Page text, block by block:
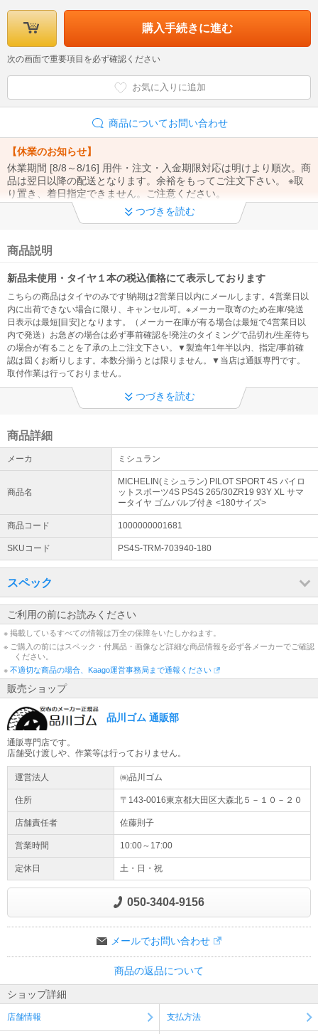
購入手続きに進む
次の画面で重要項目を必ず確認ください
お気に入りに追加
商品についてお問い合わせ
【休業のお知らせ】
休業期間 [8/8～8/16] 用件・注文・入金期限対応は明けより順次。商
品は翌日以降の配送となります。余裕をもってご注文下さい。 ※取
り置き、着日指定できません。ご注意ください。
ん）②お問合せは「メール」でお願い致します。③お支払い方法・
【※重要※】
@kaago.comドメインを 必ず受信許可してください！ ※発送のご連
絡、入金先の案内メールが確認出来なくなる為
◆ 製造年について
【製造1年半以内】※製造年、国の指定・事前確認不可、過度に拘る
方は注文をお控え下さい（問い合わせをしても対応できません。）
◆ ご購入についての注意事項
で、欠品・生産待ち（約1ヶ月以上）の場合がございます。 ②店頭
販売・取付作業・お車との適合確認は出来ません。
電話での問合せはご遠慮ください。 メールでのご回答は随時行いま
す。【！円滑な業務環境へのご協力をお願いいたします！】※土日祝
つづきを読む
商品説明
新品未使用・タイヤ１本の税込価格にて表示しております
こちらの商品はタイヤのみです!納期は2営業日以内にメールします。4営業日以
内に出荷できない場合に限り、キャンセル可。※メーカー取寄のため在庫/発送
日表示は最短[目安]となります。（メーカー在庫が有る場合は最短で4営業日以
内で発送）お急ぎの場合は必ず事前確認を!発注のタイミングで品切れ/生産待ち
の場合が有ることを了承の上ご注文下さい。▼製造年1年半以内、指定/事前確
認は固くお断りします。本数分揃うとは限りません。▼当店は通販専門です。
取付作業は行っておりません。
つづきを読む
商品詳細
メーカ ミシュラン
商品名
MICHELIN(ミシュラン) PILOT SPORT 4S パイロ
ットスポーツ4S PS4S 265/30ZR19 93Y XL サマ
ータイヤ ゴムバルブ付き <180サイズ>
商品コード 1000000001681
SKUコード PS4S-TRM-703940-180
スペック
ご利用の前にお読みください
※ 掲載しているすべての情報は万全の保障をいたしかねます。
※ ご購入の前にはスペック・付属品・画像など詳細な商品情報を必ず各メーカーでご確認
ください。
※ 不適切な商品の場合、Kaago運営事務局まで通報ください
販売ショップ
品川ゴム 通販部
通販専門店です。
店舗受け渡しや、作業等は行っておりません。
運営法人 ㈱品川ゴム
住所 〒143-0016東京都大田区大森北５－１０－２０
店舗責任者 佐藤則子
営業時間 10:00～17:00
定休日 土・日・祝
050-3404-9156
メールでお問い合わせ
商品の返品について
ショップ詳細
店舗情報 支払方法